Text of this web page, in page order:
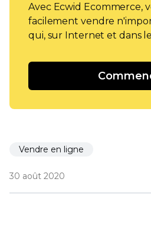
Avec Ecwid Ecommerce,
facilement vendre
qui, sur Internet et dans
Vendre en ligne
30 août 2020